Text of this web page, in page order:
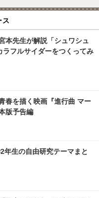
ス
本先生が解説「シュワシュ
ラフルサイダーをつくってみ
春を描く映画『進行曲 マー
版予告編
年生の自由研究テーマまと